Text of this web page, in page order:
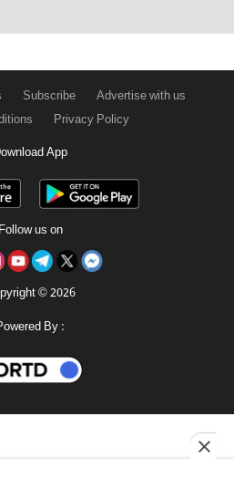
Subscribe
Advertise with us
Privacy Policy
App
Follow us on
© 2026
By :